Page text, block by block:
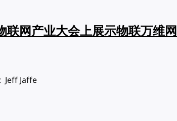
网产业大会上展示物联万维网
Jeff Jaffe